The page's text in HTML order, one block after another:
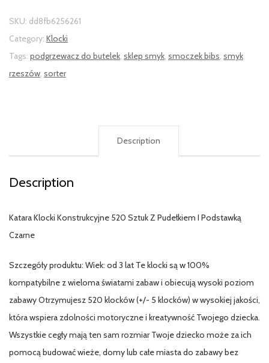
SKU: dd8fb6256261
Category: Klocki
Tags: podgrzewacz do butelek, sklep smyk, smoczek bibs, smyk
rzeszów, sorter
Description
Description
Katara Klocki Konstrukcyjne 520 Sztuk Z Pudełkiem I Podstawką
Czarne
Szczegóły produktu: Wiek: od 3 lat Te klocki są w 100%
kompatybilne z wieloma światami zabaw i obiecują wysoki poziom
zabawy Otrzymujesz 520 klocków (+/- 5 klocków) w wysokiej jakości,
która wspiera zdolności motoryczne i kreatywność Twojego dziecka.
Wszystkie cegły mają ten sam rozmiar Twoje dziecko może za ich
pomocą budować wieże, domy lub całe miasta do zabawy bez